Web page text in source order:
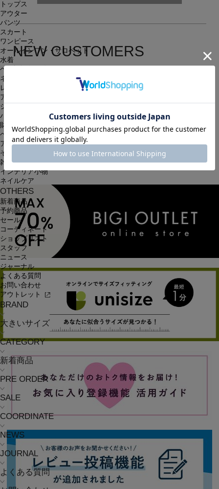
トップス
アウター
パンツ
スカート
ワンピース
オールインワン・サロペット
水着
ヘッドウェア
ネックウェア
レッグウェア
アンダーウェア
シューズ
バッグ
財布
ベルト
アクセサリ
その他
雑貨小物
インテリア小物
ネイルケア
OTHERS
新着商品
予約商品
セール
コーディネート
ショップリスト
スタッフ
ニュース
ジャーナル
よくある質問
お問い合わせ
アウトレット
BRAND
大きいサイズ
CATEGORY
新着商品
PRE ORDER
SALE
COORDINATE
NEWS
JOURNAL
よくある質問
NEW CUSTOMERS
会員限定のお得な最新情報もございます。
会員登録する